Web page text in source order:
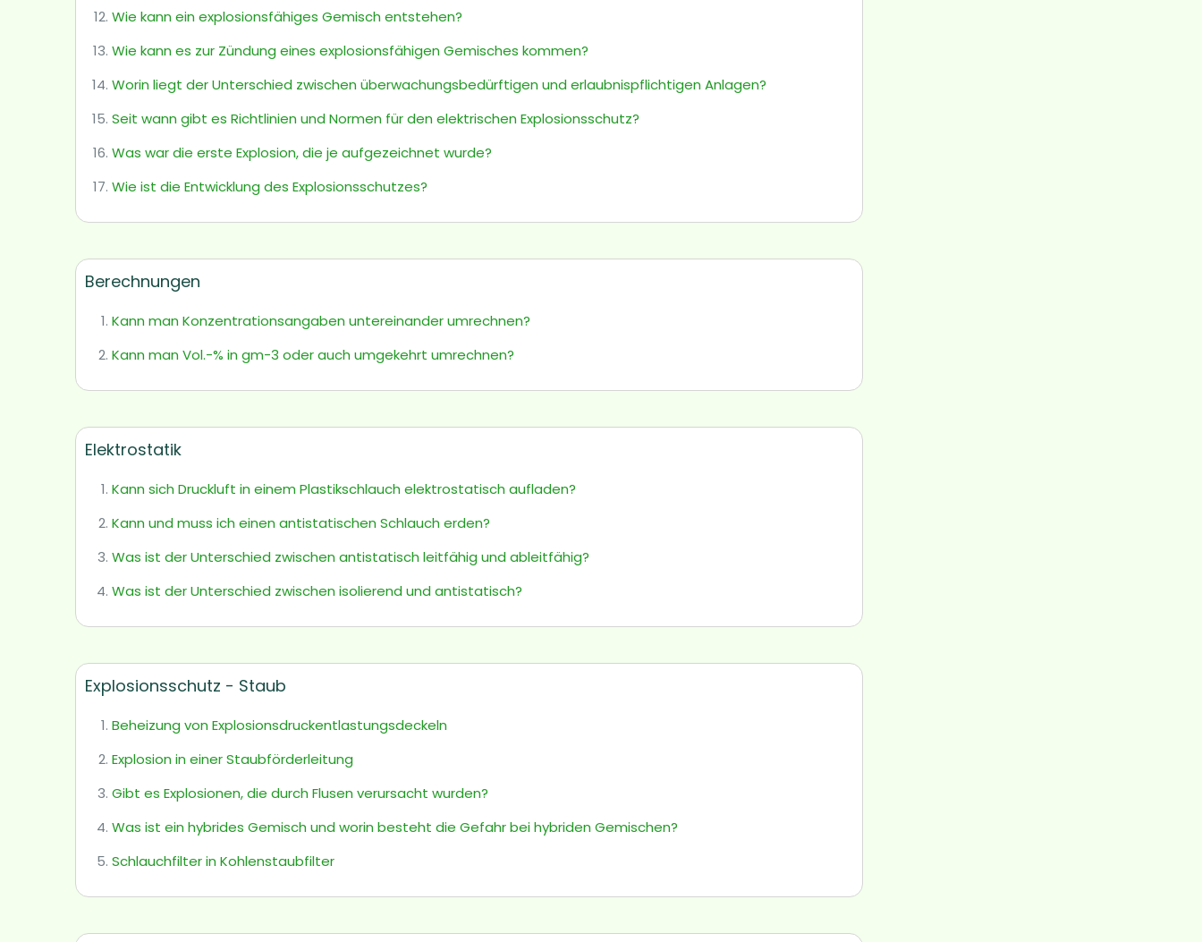
Wie kann ein explosionsfähiges Gemisch entstehen?
Wie kann es zur Zündung eines explosionsfähigen Gemisches kommen?
Worin liegt der Unterschied zwischen überwachungsbedürftigen und erlaubnispflichtigen Anlagen?
Seit wann gibt es Richtlinien und Normen für den elektrischen Explosionsschutz?
Was war die erste Explosion, die je aufgezeichnet wurde?
Wie ist die Entwicklung des Explosionsschutzes?
Berechnungen
Kann man Konzentrationsangaben untereinander umrechnen?
Kann man Vol.-% in gm-3 oder auch umgekehrt umrechnen?
Elektrostatik
Kann sich Druckluft in einem Plastikschlauch elektrostatisch aufladen?
Kann und muss ich einen antistatischen Schlauch erden?
Was ist der Unterschied zwischen antistatisch leitfähig und ableitfähig?
Was ist der Unterschied zwischen isolierend und antistatisch?
Explosionsschutz - Staub
Beheizung von Explosionsdruckentlastungsdeckeln
Explosion in einer Staubförderleitung
Gibt es Explosionen, die durch Flusen verursacht wurden?
Was ist ein hybrides Gemisch und worin besteht die Gefahr bei hybriden Gemischen?
Schlauchfilter in Kohlenstaubfilter